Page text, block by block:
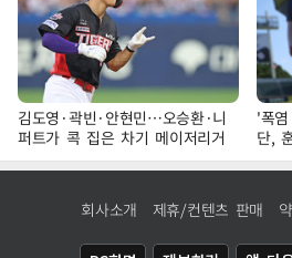
김도영·곽빈·안현민…오승환·니
퍼트가 콕 집은 차기 메이저리거
'폭
단,
해도
회사소개 제휴/컨텐츠 판매